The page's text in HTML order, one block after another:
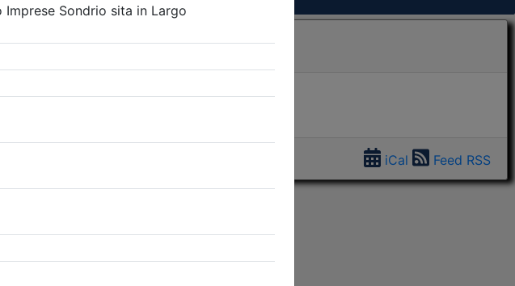
iCal Feed RSS